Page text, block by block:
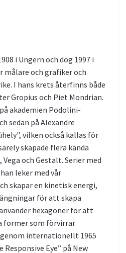
i Ungern och dog 1997 i
målare och grafiker och
I hans krets återfinns både
Gropius och Piet Mondrian.
akademien Podolini-
sedan på Alexandre
vilken också kallas för
skapade flera kända
och Gestalt. Serier med
leker med vår
skapar en kinetisk energi,
för att skapa
hexagoner för att
former som förvirrar
internationellt 1965
Eye” på New